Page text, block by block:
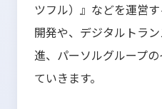
ツフル）』などを運営
開発や、デジタルトラ
進、パーソルグループ
ていきます。